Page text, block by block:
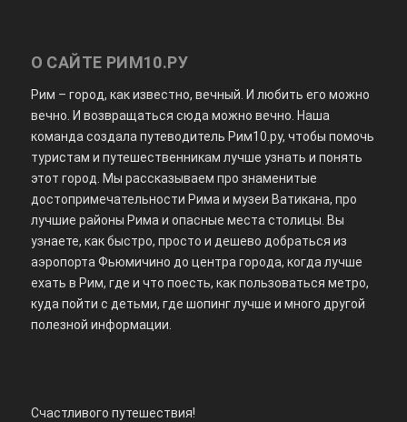
О САЙТЕ РИМ10.РУ
Рим – город, как известно, вечный. И любить его можно
вечно. И возвращаться сюда можно вечно. Наша
команда создала путеводитель Рим10.ру, чтобы помочь
туристам и путешественникам лучше узнать и понять
этот город. Мы рассказываем про знаменитые
достопримечательности Рима и музеи Ватикана, про
лучшие районы Рима и опасные места столицы. Вы
узнаете, как быстро, просто и дешево добраться из
аэропорта Фьюмичино до центра города, когда лучше
ехать в Рим, где и что поесть, как пользоваться метро,
куда пойти с детьми, где шопинг лучше и много другой
полезной информации.
Счастливого путешествия!